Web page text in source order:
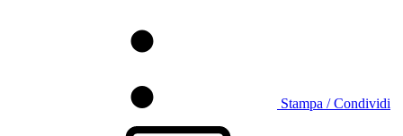
Stampa / Condividi